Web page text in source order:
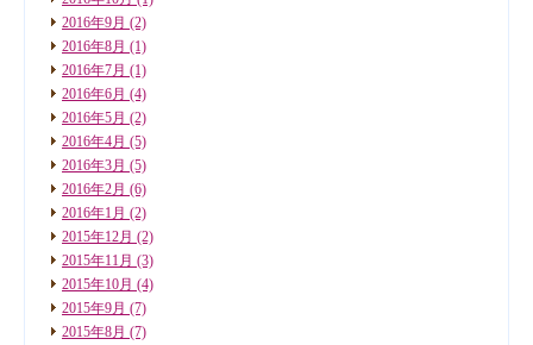
2016年9月 (2)
2016年8月 (1)
2016年7月 (1)
2016年6月 (4)
2016年5月 (2)
2016年4月 (5)
2016年3月 (5)
2016年2月 (6)
2016年1月 (2)
2015年12月 (2)
2015年11月 (3)
2015年10月 (4)
2015年9月 (7)
2015年8月 (7)